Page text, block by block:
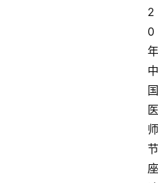
2
0
年
中
国
医
师
节
座